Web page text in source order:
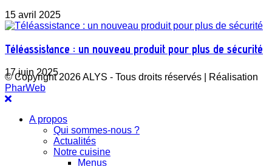
15 avril 2025
Téléassistance : un nouveau produit pour plus de sécurité
17 juin 2025
© Copyright 2026 ALYS - Tous droits réservés | Réalisation
PharWeb
A propos
Qui sommes-nous ?
Actualités
Notre cuisine
Menus